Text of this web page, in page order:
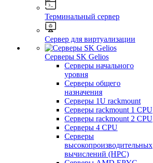
Терминальный сервер
Сервер для виртуализации
Серверы SK Gelios
Серверы начального
уровня
Серверы общего
назначения
Серверы 1U rackmount
Серверы rackmount 1 CPU
Серверы rackmount 2 CPU
Серверы 4 CPU
Серверы
высокопроизводительных
вычислений (HPC)